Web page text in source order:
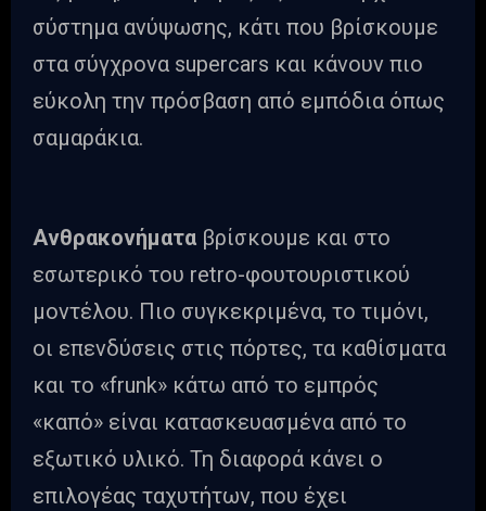
σύστημα ανύψωσης, κάτι που βρίσκουμε
στα σύγχρονα supercars και κάνουν πιο
εύκολη την πρόσβαση από εμπόδια όπως
σαμαράκια.
Ανθρακονήματα βρίσκουμε και στο
εσωτερικό του retrο-φουτουριστικού
μοντέλου. Πιο συγκεκριμένα, το τιμόνι,
οι επενδύσεις στις πόρτες, τα καθίσματα
και το «frunk» κάτω από το εμπρός
«καπό» είναι κατασκευασμένα από το
εξωτικό υλικό. Τη διαφορά κάνει ο
επιλογέας ταχυτήτων, που έχει